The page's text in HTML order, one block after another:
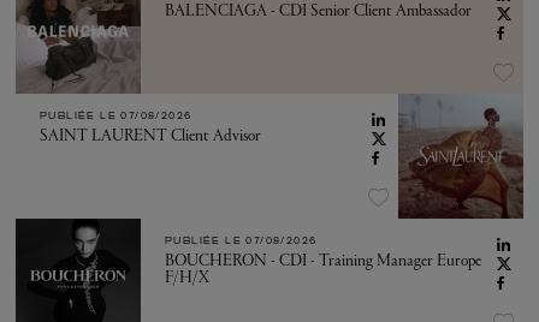
BALENCIAGA - CDI Senior Client Ambassador
PUBLIÉE LE 07/08/2026
SAINT LAURENT Client Advisor
PUBLIÉE LE 07/08/2026
BOUCHERON - CDI - Training Manager Europe
F/H/X